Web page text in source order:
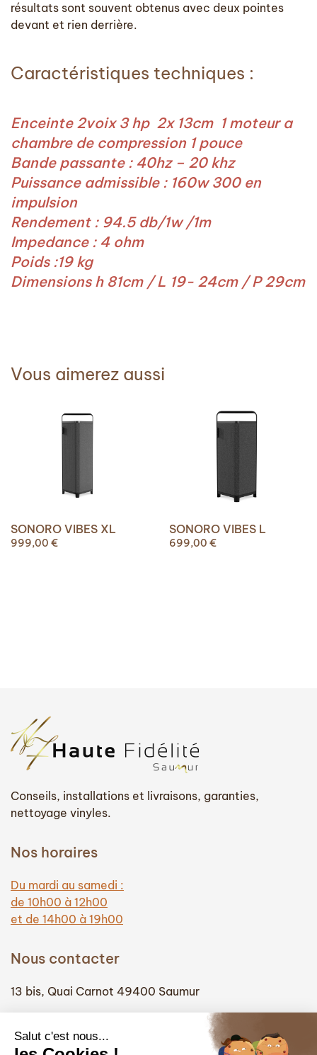
résultats sont souvent obtenus avec deux pointes
devant et rien derrière.
Caractéristiques techniques :
Enceinte 2voix 3 hp 2x 13cm 1 moteur a
chambre de compression 1 pouce
Bande passante : 40hz – 20 khz
Puissance admissible : 160w 300 en
impulsion
Rendement : 94.5 db/1w /1m
Impedance : 4 ohm
Poids :19 kg
Dimensions h 81cm / L 19- 24cm / P 29cm
Vous aimerez aussi
SONORO VIBES XL
999,00 €
SONORO VIBES L
699,00 €
Conseils, installations et livraisons, garanties,
nettoyage vinyles.
Nos horaires
Du mardi au samedi :
de 10h00 à 12h00
et de 14h00 à 19h00
Nous contacter
13 bis, Quai Carnot 49400 Saumur